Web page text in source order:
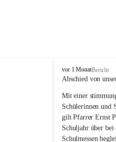
V
o
k
s
s
c
h
vor 1 MonatBericht
Abschied von
Mit einer
Schülerinnen und
gilt Pfarrer Ernst
Schuljahr über bei
Schulmessen